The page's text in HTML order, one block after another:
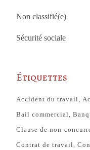
Non classifié(e)
Sécurité sociale
Étiquettes
Accident du travail
Bail commercial
Clause de non-
Contrat de travail